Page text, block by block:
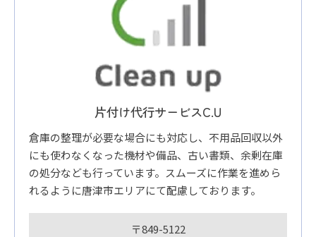
片付け代行サービスC.U
倉庫の整理が必要な場合にも対応し、不用品回収以外
にも使わなくなった機材や備品、古い書類、余剰在庫
の処分なども行っています。スムーズに作業を進めら
れるように唐津市エリアにて配慮しております。
〒849-5122